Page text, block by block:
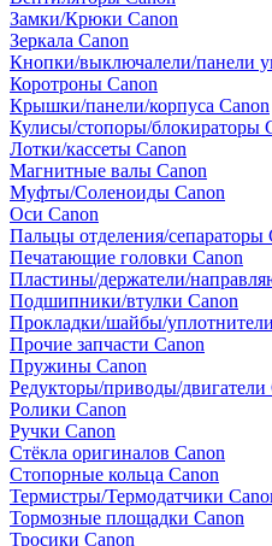
Замки/Крюки Canon
Зеркала Canon
Кнопки/выключалели/панели
Коротроны Canon
Крышки/панели/корпуса Canon
Кулисы/стопоры/блокираторы
Лотки/кассеты Canon
Магнитные валы Canon
Муфты/Соленоиды Canon
Оси Canon
Пальцы отделения/сепараторы
Печатающие головки Canon
Пластины/держатели/
Подшипники/втулки Canon
Прокладки/шайбы/
Прочие запчасти Canon
Пружины Canon
Редукторы/приводы/двигатели
Ролики Canon
Ручки Canon
Стёкла оригиналов Canon
Стопорные кольца Canon
Термистры/Термодатчики
Тормозные площадки Canon
Тросики Canon